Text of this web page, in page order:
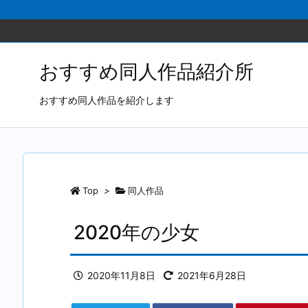
おすすめ同人作品紹介所
おすすめ同人作品を紹介します
Top > 同人作品
2020年の少女
2020年11月8日 2021年6月28日